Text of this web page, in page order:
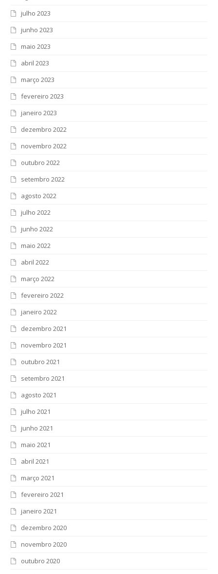
julho 2023
junho 2023
maio 2023
abril 2023
março 2023
fevereiro 2023
janeiro 2023
dezembro 2022
novembro 2022
outubro 2022
setembro 2022
agosto 2022
julho 2022
junho 2022
maio 2022
abril 2022
março 2022
fevereiro 2022
janeiro 2022
dezembro 2021
novembro 2021
outubro 2021
setembro 2021
agosto 2021
julho 2021
junho 2021
maio 2021
abril 2021
março 2021
fevereiro 2021
janeiro 2021
dezembro 2020
novembro 2020
outubro 2020